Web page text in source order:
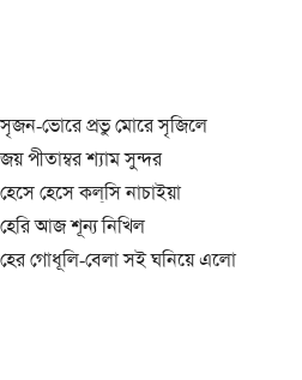
সৃজন-ভোরে প্রভু মোরে সৃজিলে
জয় পীতাম্বর শ্যাম সুন্দর
হেসে হেসে কল্‌সি নাচাইয়া
হেরি আজ শূন্য নিখিল
হের গোধূলি-বেলা সই ঘনিয়ে এলো